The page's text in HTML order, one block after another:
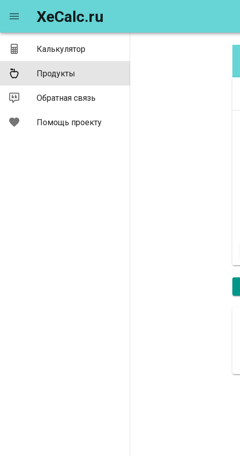
Калькулятор
Продукты
Обратная связь
Помощь проекту
XeCalc.ru